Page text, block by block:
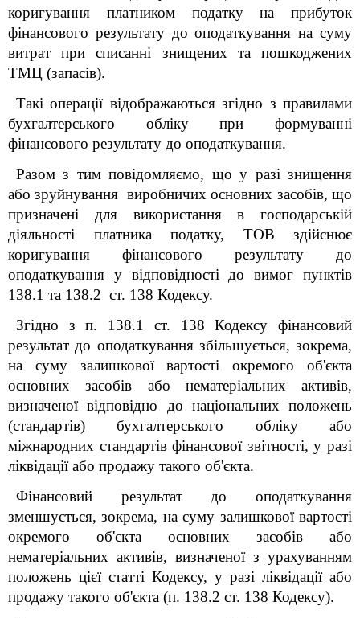
коригування платником податку на прибуток
фінансового результату до оподаткування на суму
витрат при списанні знищених та пошкоджених
ТМЦ (запасів).
Такі операції відображаються згідно з правилами
бухгалтерського обліку при формуванні
фінансового результату до оподаткування.
Разом з тим повідомляємо, що у разі знищення
або зруйнування виробничих основних засобів, що
призначені для використання в господарській
діяльності платника податку, ТОВ здійснює
коригування фінансового результату до
оподаткування у відповідності до вимог пунктів
138.1 та 138.2 ст. 138 Кодексу.
Згідно з п. 138.1 ст. 138 Кодексу фінансовий
результат до оподаткування збільшується, зокрема,
на суму залишкової вартості окремого об'єкта
основних засобів або нематеріальних активів,
визначеної відповідно до національних положень
(стандартів) бухгалтерського обліку або
міжнародних стандартів фінансової звітності, у разі
ліквідації або продажу такого об'єкта.
Фінансовий результат до оподаткування
зменшується, зокрема, на суму залишкової вартості
окремого об'єкта основних засобів або
нематеріальних активів, визначеної з урахуванням
положень цієї статті Кодексу, у разі ліквідації або
продажу такого об'єкта (п. 138.2 ст. 138 Кодексу).